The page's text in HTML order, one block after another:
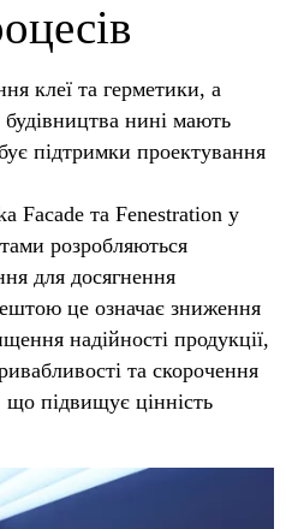
клеї та герметики, а
нині мають
підтримки проектування
Facade та Fenestration у
розробляються
для досягнення
це означає зниження
надійності продукції,
та скорочення
що підвищує цінність